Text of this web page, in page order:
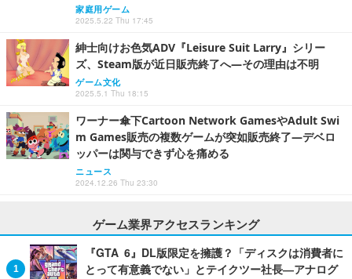
家庭用ゲーム
2025.5.22 Thu 17:45
紳士向けお色気ADV『Leisure Suit Larry』シリー
ズ、Steam版が近日販売終了へ―その理由は不明
ゲーム文化
2025.5.1 Thu 18:15
ワーナー傘下Cartoon Network GamesやAdult Swi
m Games販売の複数ゲームが突如販売終了―デベロ
ッパーは関与できず心を痛める
ニュース
2024.12.26 Thu 23:30
ゲーム業界アクセスランキング
『GTA 6』DL版限定を擁護？「ディスクは消費者に
とって有意義でない」とテイクツー社長―アナログ